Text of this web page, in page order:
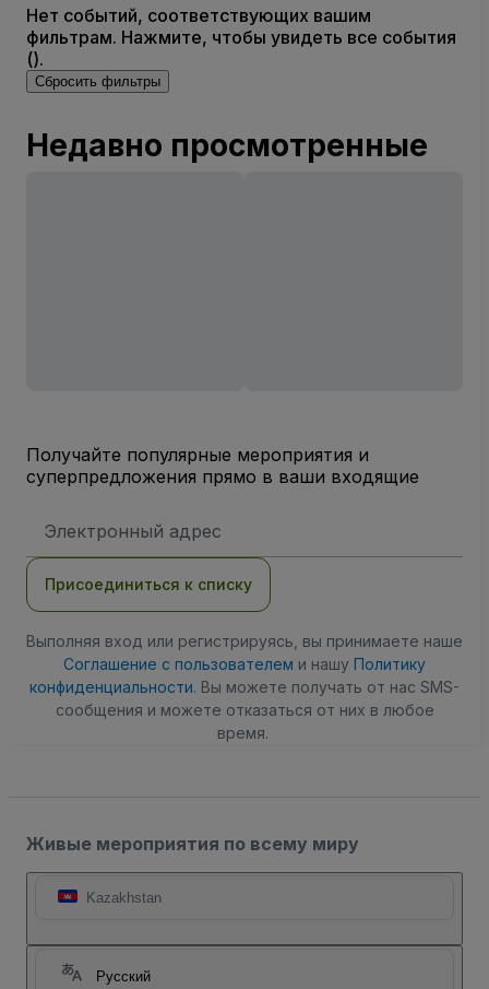
Нет событий, соответствующих вашим
фильтрам. Нажмите, чтобы увидеть все события
().
Сбросить фильтры
Недавно просмотренные
Получайте популярные мероприятия и
суперпредложения прямо в ваши входящие
электронной
Присоединиться к списку
Выполняя вход или регистрируясь, вы принимаете наше
Соглашение с пользователем и нашу Политику
конфиденциальности. Вы можете получать от нас SMS-
сообщения и можете отказаться от них в любое
время.
Живые мероприятия по всему миру
Kazakhstan
Русский